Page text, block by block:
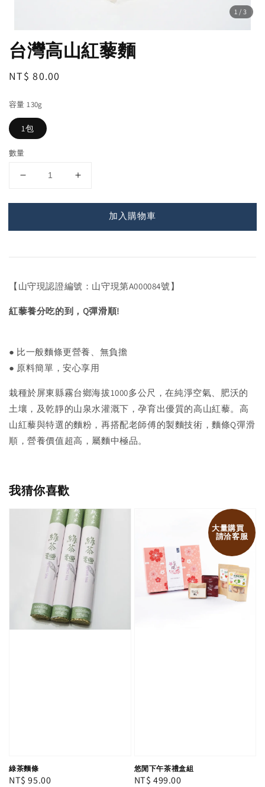
1 /3
台灣高山紅藜麵
Regular
NT$ 80.00
容量 130g
1包
數量
加入購物車
【山守現認證編號：山守現第A000084號】
紅藜養分吃的到，Q彈滑順!
● 比一般麵條更營養、無負擔
● 原料簡單，安心享用
栽種於屏東縣霧台鄉海拔1000多公尺，在純淨空氣、肥沃的
土壤，及乾靜的山泉水灌溉下，孕育出優質的高山紅藜。高
山紅藜與特選的麵粉，再搭配老師傅的製麵技術，麵條Q彈滑
順，營養價值超高，屬麵中極品。
我猜你喜歡
綠茶麵條
Regular
NT$ 95.00
大量購買
請洽客服
悠閒下午茶禮盒組
Regular
NT$ 499.00